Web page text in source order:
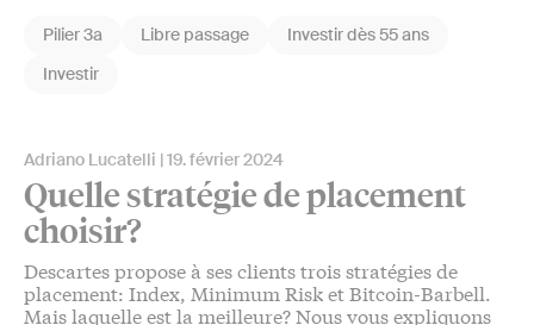
Pilier 3a Libre passage
Investir dès 55 ans
Investir
Adriano Lucatelli 19. février 2024
Quelle stratégie de placement
choisir?
Descartes propose à ses clients trois stratégies de
placement: Index, Minimum Risk et Bitcoin-Barbell.
Mais laquelle est la meilleure? Nous vous expliquons